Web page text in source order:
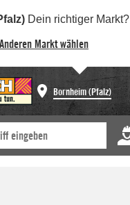
Dein richtiger Markt?
Anderen Markt wählen
Bornheim (Pfalz)